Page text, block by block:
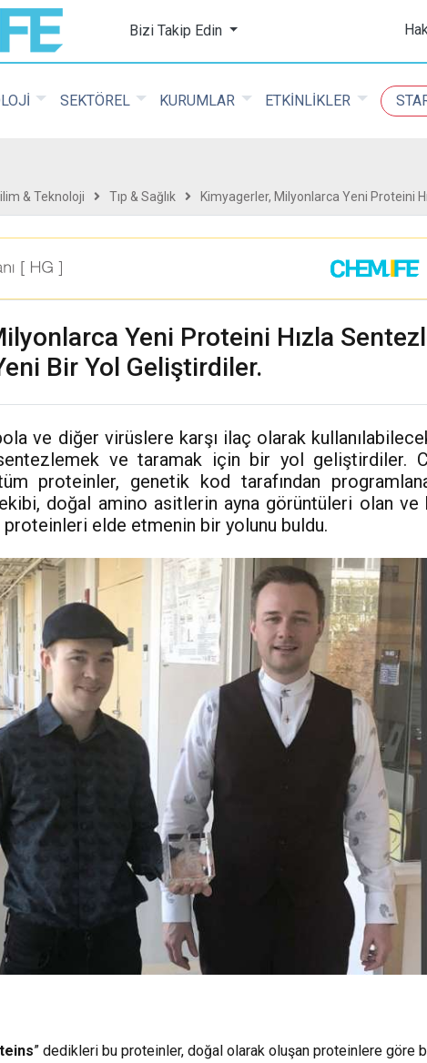
ve Dijital Kimya
Bizi Takip Edin
SEKTÖREL KURUMLAR ETKİNLİKLER
& Teknoloji Tıp & Sağlık Kimyagerler, Milyonlarca Yeni Proteini
Yeni Proteini Hızla
Bir Yol Geliştirdiler.
ve diğer virüslere karşı ilaç olarak
ve taramak için bir yol geliştirdiler.
proteinler, genetik kod tarafından
doğal amino asitlerin ayna görüntüleri olan ve
elde etmenin bir yolunu buldu.
” dedikleri bu proteinler, doğal olarak oluşan proteinlere göre